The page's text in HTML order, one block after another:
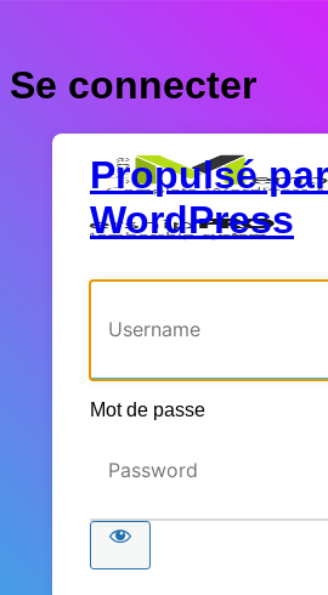
Se connecter
Propulsé par
WordPress
Mot de passe